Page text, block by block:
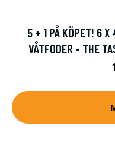
5 + 1 PÅ KÖPET! 6
VÅTFODER - THE